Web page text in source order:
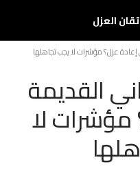
العزل
إعادة عزل؟ مؤشرات لا يجب تجاهلها
القديمة
مؤشرات لا